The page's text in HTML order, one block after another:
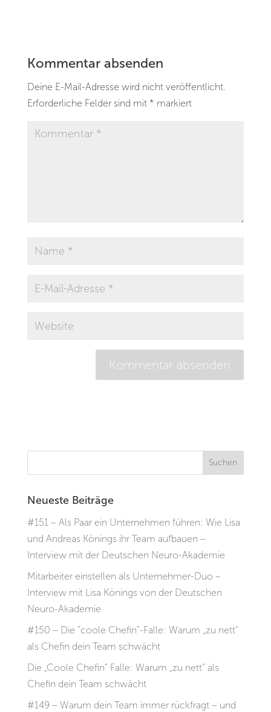
Kommentar absenden
Deine E-Mail-Adresse wird nicht veröffentlicht.
Erforderliche Felder sind mit * markiert
Neueste Beiträge
#151 – Als Paar ein Unternehmen führen: Wie Lisa
und Andreas Könings ihr Team aufbauen –
Interview mit der Deutschen Neuro-Akademie
Mitarbeiter einstellen als Unternehmer-Duo –
Interview mit Lisa Könings von der Deutschen
Neuro-Akademie
#150 – Die “coole Chefin”-Falle: Warum „zu nett“
als Chefin dein Team schwächt
Die „Coole Chefin“ Falle: Warum „zu nett“ als
Chefin dein Team schwächt
#149 – Warum dein Team immer rückfragt – und